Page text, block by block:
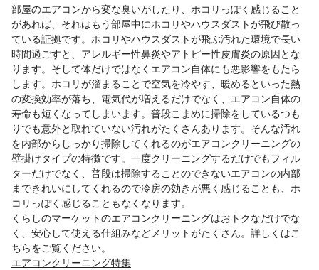
部屋のエアコンから変な臭いがしたり、ホコリっぽく感じること
があれば、それはもう部屋中にホコリやハウスダストが飛び散っ
ている証拠です。ホコリやハウスダストが飛ぶ汚れた環境で長い
時間過ごすと、アレルギー性鼻炎やアトピー性皮膚炎の原因とな
ります。そして体だけではなくエアコン自体にも悪影響をもたら
します。ホコリが溜まることで空気を冷やす、暖めるといった熱
の変換効率が落ち、電気代が増えるだけでなく、エアコン自体の
寿命も短くなってしまいます。普段こまめに掃除をしているつも
りでも意外と取れていない汚れがたくさんあります。そんな汚れ
を内部からしっかり掃除してくれるのがエアコンクリーニングの
壁掛けタイプの特徴です。一度クリーニングするだけでもフィル
ターだけでなく、普段は掃除することのできないエアコンの内部
まできれいにしてくれるので冷房の効きが悪く感じることも、ホ
コリっぽく感じることもなくなります。
くらしのマーケットのエアコンクリーニングはおトクなだけでな
く、安心して使える仕組みなどメリットがたくさん。詳しくはこ
ちらをご覧ください。
エアコンクリーニング特集